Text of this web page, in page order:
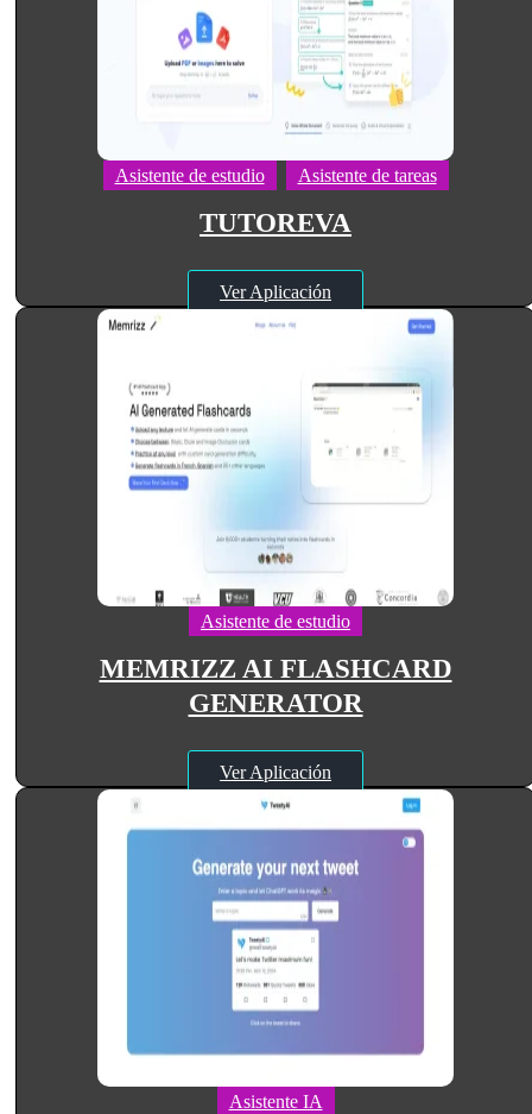
Asistente de estudio Asistente de tareas
TUTOREVA
Ver Aplicación
Asistente de estudio
MEMRIZZ AI FLASHCARD
GENERATOR
Ver Aplicación
Asistente IA